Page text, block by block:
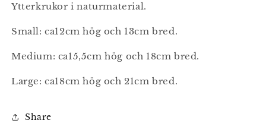
Ytterkrukor i naturmaterial.
Small: ca12cm hög och 13cm bred.
Medium: ca15,5cm hög och 18cm bred.
Large: ca18cm hög och 21cm bred.
Share